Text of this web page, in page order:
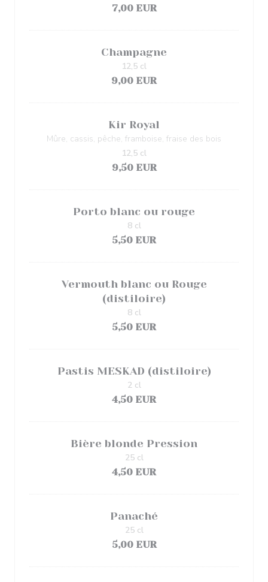
7,00 EUR
Champagne
9,00 EUR
12,5 cl
Kir Royal
Mûre, cassis, pêche, framboise, fraise des bois
9,50 EUR
12,5 cl
Porto blanc ou rouge
5,50 EUR
8 cl
Vermouth blanc ou Rouge
(distiloire)
5,50 EUR
8 cl
Pastis MESKAD (distiloire)
4,50 EUR
2 cl
Bière blonde Pression
4,50 EUR
25 cl
Panaché
5,00 EUR
25 cl